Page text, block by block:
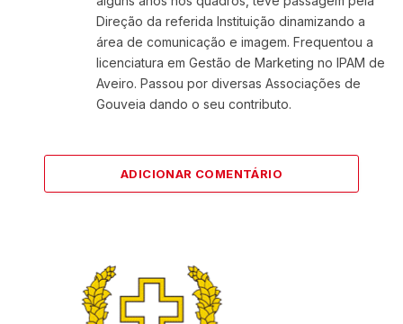
Direção da referida Instituição dinamizando a
área de comunicação e imagem. Frequentou a
licenciatura em Gestão de Marketing no IPAM de
Aveiro. Passou por diversas Associações de
Gouveia dando o seu contributo.
ADICIONAR COMENTÁRIO